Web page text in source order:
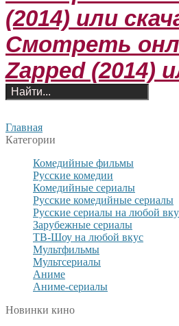
(2014) или
Смотреть
Zapped (2014)
Главная
Категории
Комедийные фильмы
Русские комедии
Комедийные сериалы
Русские комедийные сериалы
Русские сериалы на любой
Зарубежные сериалы
ТВ-Шоу на любой вкус
Мультфильмы
Мультсериалы
Аниме
Аниме-сериалы
Новинки кино